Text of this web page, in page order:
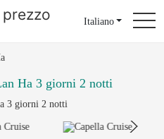
Italiano
Ha 3 giorni 2 notti